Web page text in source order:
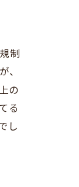
制
、
の
る
し